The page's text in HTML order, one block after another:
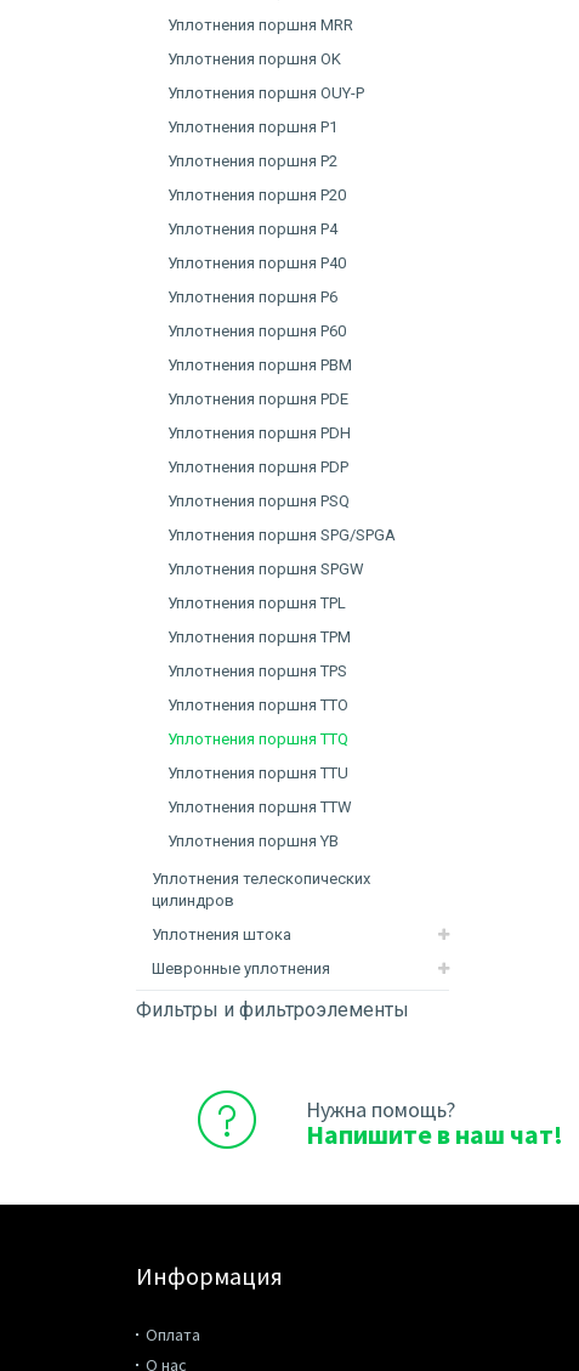
Уплотнения поршня MRR
Уплотнения поршня OK
Уплотнения поршня OUY-P
Уплотнения поршня P1
Уплотнения поршня P2
Уплотнения поршня P20
Уплотнения поршня P4
Уплотнения поршня P40
Уплотнения поршня P6
Уплотнения поршня P60
Уплотнения поршня PBM
Уплотнения поршня PDE
Уплотнения поршня PDH
Уплотнения поршня PDP
Уплотнения поршня PSQ
Уплотнения поршня SPG/SPGA
Уплотнения поршня SPGW
Уплотнения поршня TPL
Уплотнения поршня TPM
Уплотнения поршня TPS
Уплотнения поршня TTO
Уплотнения поршня TTQ
Уплотнения поршня TTU
Уплотнения поршня TTW
Уплотнения поршня YB
Уплотнения телескопических
цилиндров
Уплотнения штока
Шевронные уплотнения
Фильтры и фильтроэлементы
Нужна помощь?
Напишите в наш чат!
Информация
Оплата
О нас